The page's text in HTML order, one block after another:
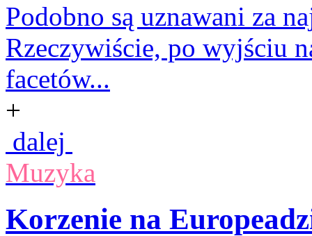
Podobno są uznawani za
Rzeczywiście, po wyjściu
facetów...
+
dalej
Muzyka
Korzenie na